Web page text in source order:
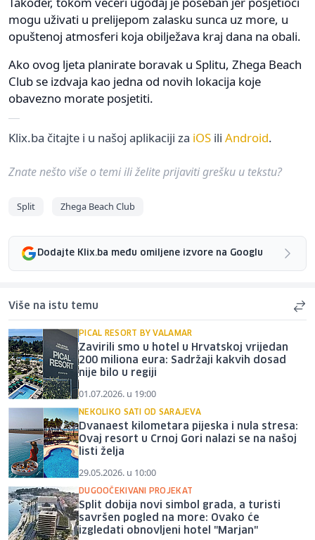
mogu uživati u prelijepom zalasku sunca uz more, u
opuštenoj atmosferi koja obilježava kraj dana na obali.
Ako ovog ljeta planirate boravak u Splitu, Zhega Beach
Club se izdvaja kao jedna od novih lokacija koje
obavezno morate posjetiti.
Klix.ba čitajte i u našoj aplikaciji za iOS ili Android.
Znate nešto više o temi ili želite prijaviti grešku u tekstu?
Split Zhega Beach Club
Dodajte Klix.ba među omiljene izvore na Googlu
Više na istu temu
PICAL RESORT BY VALAMAR
Zavirili smo u hotel u Hrvatskoj vrijedan
200 miliona eura: Sadržaji kakvih dosad
nije bilo u regiji
01.07.2026. u 19:00
NEKOLIKO SATI OD SARAJEVA
Dvanaest kilometara pijeska i nula stresa:
Ovaj resort u Crnoj Gori nalazi se na našoj
listi želja
29.05.2026. u 10:00
DUGOOČEKIVANI PROJEKAT
Split dobija novi simbol grada, a turisti
savršen pogled na more: Ovako će
izgledati obnovljeni hotel "Marjan"